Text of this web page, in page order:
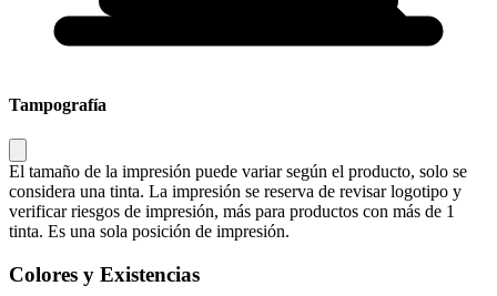
Tampografía
El tamaño de la impresión puede variar según el producto, solo se
considera una tinta. La impresión se reserva de revisar logotipo y
verificar riesgos de impresión, más para productos con más de 1
tinta. Es una sola posición de impresión.
Colores y Existencias